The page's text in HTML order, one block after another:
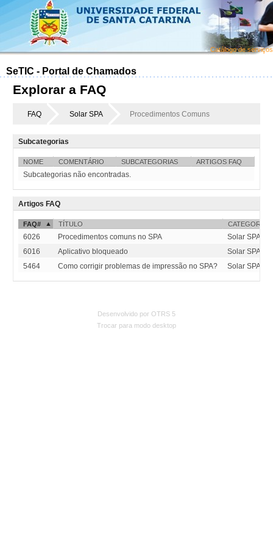
Catálogo de serviços
SeTIC - Portal de Chamados
Explorar a FAQ
FAQ Solar SPA Procedimentos Comuns
Subcategorias
NOME COMENTÁRIO SUBCATEGORIAS ARTIGOS FAQ
Subcategorias não encontradas.
Artigos FAQ
FAQ# TÍTULO CATEGORIA
6026 Procedimentos comuns no SPA
Solar
6016
Aplicativo bloqueado
Solar
5464
Como corrigir problemas de impressão no SPA? Solar
Desenvolvido por OTRS 5
Trocar para modo desktop